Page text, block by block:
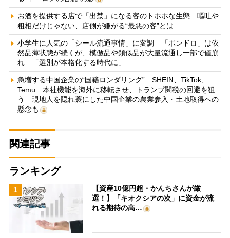
お酒を提供する店で「出禁」になる客のトホホな生態 嘔吐や
粗相だけじゃない、店側が嫌がる“最悪の客”とは
小学生に人気の「シール流通事情」に変調 「ボンドロ」は依
然品薄状態が続くが、模倣品や類似品が大量流通し一部で値崩
れ 「選別が本格化する時代に」
急増する中国企業の“国籍ロンダリング” SHEIN、TikTok、
Temu…本社機能を海外に移転させ、トランプ関税の回避を狙
う 現地人を隠れ蓑にした中国企業の農業参入・土地取得への
懸念も
関連記事
ランキング
1
【資産10億円超・かんちさんが厳
選！】「キオクシアの次」に資金が流
れる期待の高…